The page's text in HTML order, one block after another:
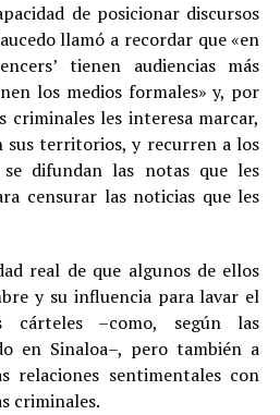
de posicionar discursos
llamó a recordar que «en
tienen audiencias más
los medios formales» y, por
criminales les interesa marcar,
territorios, y recurren a los
se difundan las notas que les
censurar las noticias que les
real de que algunos de ellos
y su influencia para lavar el
–como, según las
en Sinaloa–, pero también a
relaciones sentimentales con
criminales.